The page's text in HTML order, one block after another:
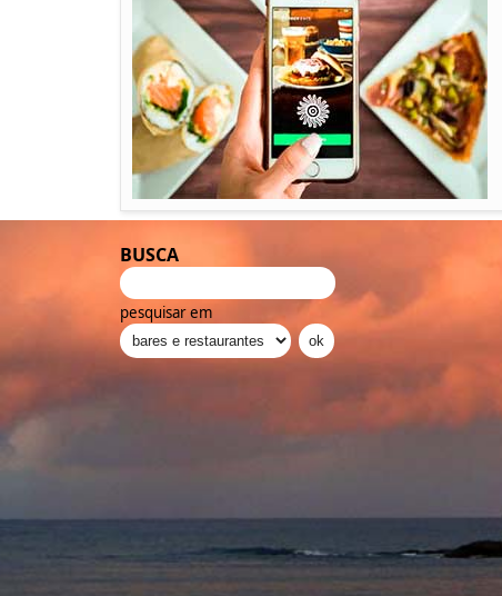
BUSCA
pesquisar em